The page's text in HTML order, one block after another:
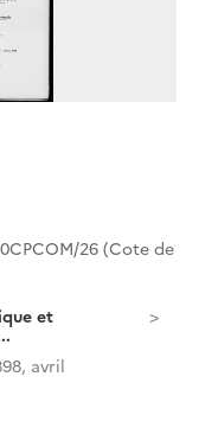
26 (Cote de
et
avril